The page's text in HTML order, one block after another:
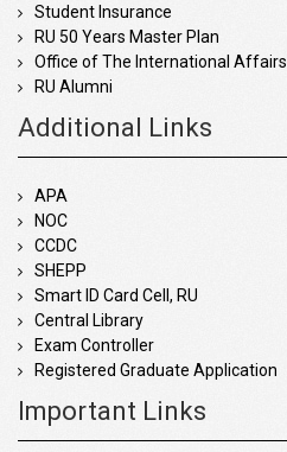
Student Insurance
RU 50 Years Master Plan
Office of The International Affairs
RU Alumni
Additional Links
APA
NOC
CCDC
SHEPP
Smart ID Card Cell, RU
Central Library
Exam Controller
Registered Graduate Application
Important Links